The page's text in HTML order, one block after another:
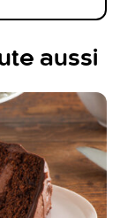
aussi